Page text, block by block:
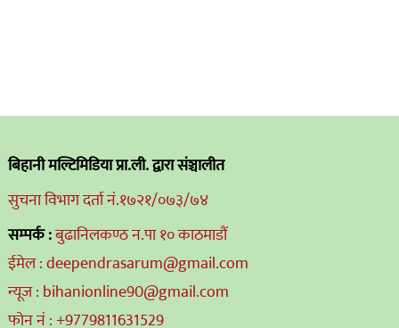
बिहानी मल्टिमिडिया प्रा.ली. द्वारा संञ्चालीत
सुचना विभाग दर्ता नं.१७२१/०७३/७४
सम्पर्क :बुढानिलकण्ठ न.पा १० काठमाडौं
ईमेल : deependrasarum@gmail.com
न्यूज : bihanionline90@gmail.com
फोन नं : +9779811631529